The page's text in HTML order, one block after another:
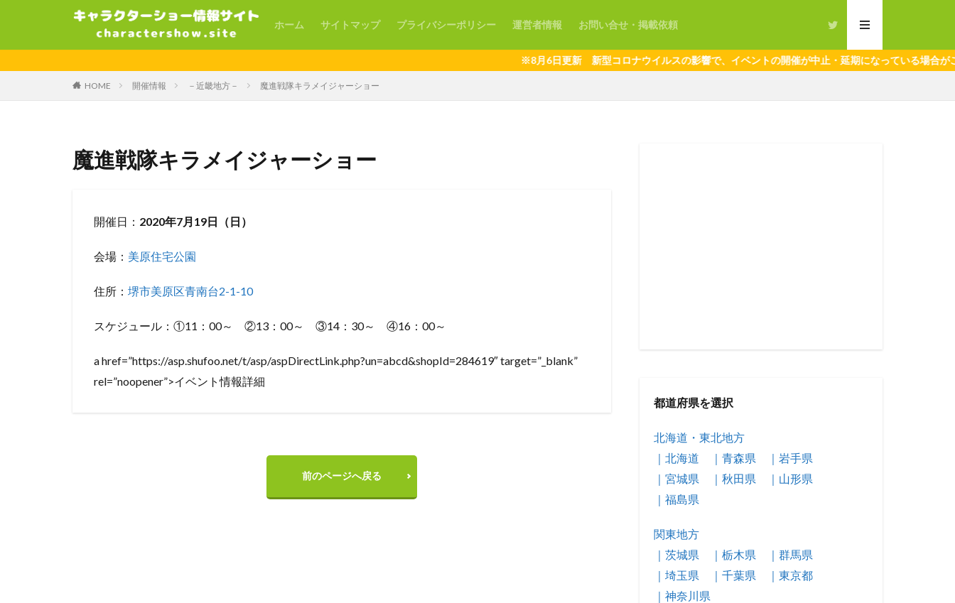
ホーム サイトマップ プライバシーポリシー 運営者情報 お問い合せ・掲載依頼
※8月6日更新 新型コロナウイルスの影響で、イベントの開催が中止・延期になっている場合がござい
HOME 開催情報 －近畿地方－ 魔進戦隊キラメイジャーショー
魔進戦隊キラメイジャーショー
開催日： 2020年7月19日（日）
会場： 美原住宅公園
住所： 堺市美原区青南台2-1-10
スケジュール：①11：00～ ②13：00～ ③14：30～ ④16：00～
a href=”https://asp.shufoo.net/t/asp/aspDirectLink.php?un=abcd&shopId=284619″ target=”_blank”
rel=”noopener”>イベント情報詳細
前のページへ戻る
都道府県を選択
北海道・東北地方
｜北海道
｜青森県
｜岩手県
｜宮城県
｜秋田県
｜山形県
｜福島県
関東地方
｜茨城県
｜栃木県
｜群馬県
｜埼玉県
｜千葉県
｜東京都
｜神奈川県